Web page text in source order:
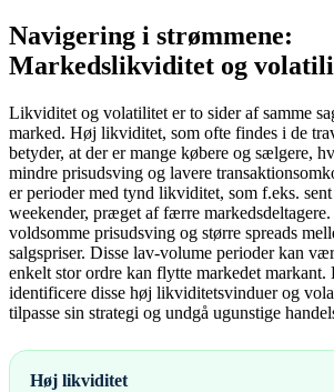
Navigering i strømmene:
Markedslikviditet og
Likviditet og volatilitet er to sider af samme
marked. Høj likviditet, som ofte findes i de
betyder, at der er mange købere og sælgere,
mindre prisudsving og lavere
er perioder med tynd likviditet, som f.eks.
weekender, præget af færre
voldsomme prisudsving og større spreads
salgspriser. Disse lav-volume perioder kan
enkelt stor ordre kan flytte markedet markant.
identificere disse høj likviditetsvinduer og
tilpasse sin strategi og undgå ugunstige
Høj likviditet